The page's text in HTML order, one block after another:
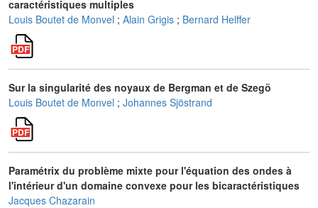
caractéristiques multiples
Louis Boutet de Monvel ; Alain Grigis ; Bernard Helffer
Sur la singularité des noyaux de Bergman et de Szegö
Louis Boutet de Monvel ; Johannes Sjöstrand
Paramétrix du problème mixte pour l'équation des ondes à
l'intérieur d'un domaine convexe pour les bicaractéristiques
Jacques Chazarain